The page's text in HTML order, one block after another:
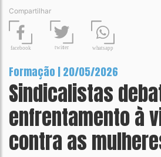
Compartilhar
facebook twitter whatsapp
Formação | 20/05/2026
Sindicalistas
enfrentamento à
contra as